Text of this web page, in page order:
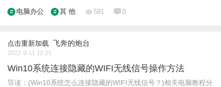
电脑办公 其 他 591 0
点击重新加载 飞奔的炮台
2022-9-11 12:25
Win10系统连接隐藏的WIFI无线信号操作方法
导读：(Win10系统怎么连接隐藏的WIFI无线信号？)相关电脑教程分